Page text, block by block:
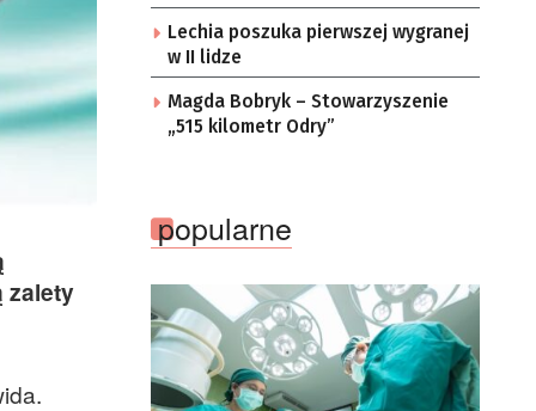
zalety
Lechia poszuka pierwszej wygranej
w II lidze
Magda Bobryk – Stowarzyszenie
„515 kilometr Odry”
popularne